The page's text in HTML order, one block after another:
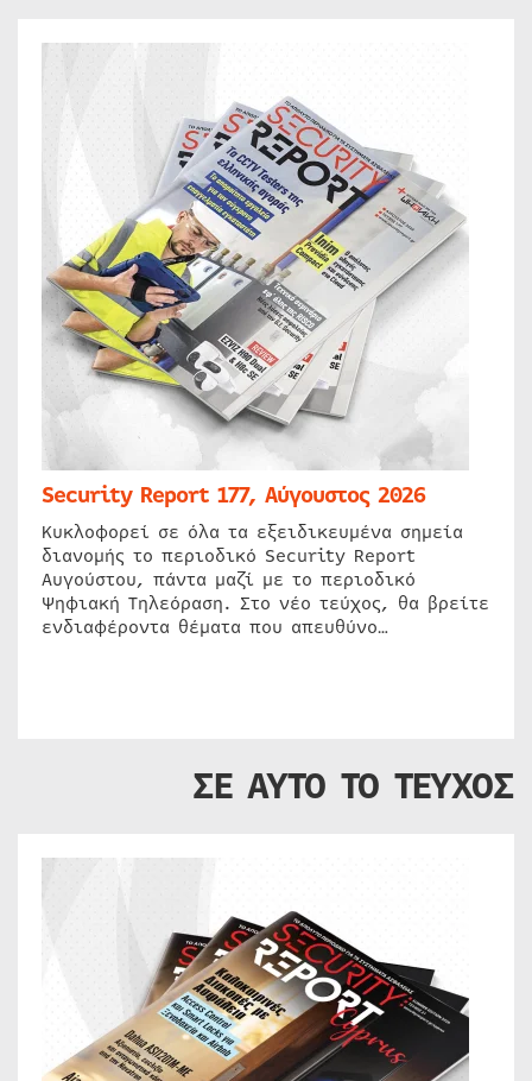
Security Report 177, Αύγουστος 2026
Κυκλοφορεί σε όλα τα εξειδικευμένα σημεία
διανομής το περιοδικό Security Report
Αυγούστου, πάντα μαζί με το περιοδικό
Ψηφιακή Τηλεόραση. Στο νέο τεύχος, θα βρείτε
ενδιαφέροντα θέματα που απευθύνο…
ΣΕ ΑΥΤΟ ΤΟ ΤΕΥΧΟΣ